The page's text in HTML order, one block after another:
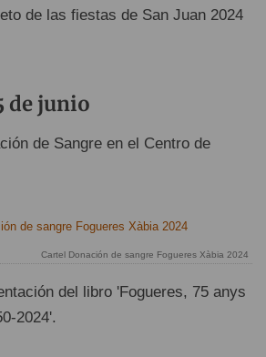
de las fiestas de San Juan 2024
de junio
de Sangre en el Centro de
Cartel Donación de sangre Fogueres Xàbia 2024
del libro 'Fogueres, 75 anys
2024'.